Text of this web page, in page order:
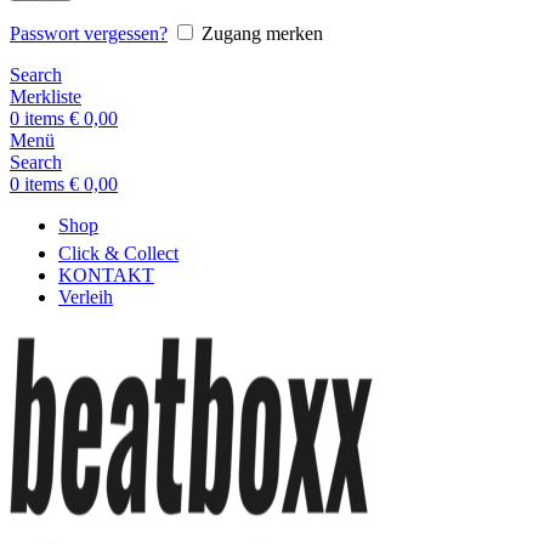
Passwort vergessen?
Zugang merken
Search
Merkliste
0 items € 0,00
Menü
Search
0 items € 0,00
Shop
Click & Collect
KONTAKT
Verleih